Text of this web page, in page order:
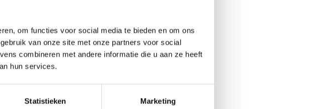
om functies voor social media te bieden en om ons
van onze site met onze partners voor social
combineren met andere informatie die u aan ze heeft
hun services.
Statistieken Marketing
5.3
en selecteren om berichten efficiënt
en te gebruiken voor uw